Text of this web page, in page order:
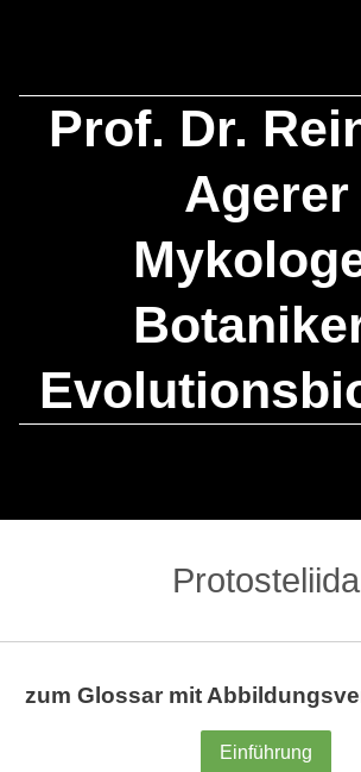
Prof. Dr.
Agerer
Protosteliida
zum Glossar mit
Einführung